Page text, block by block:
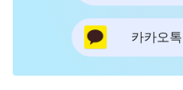
카카오